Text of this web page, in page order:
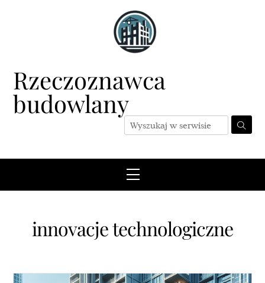
Rzeczoznawca
budowlany
Menu
innovacje technologiczne